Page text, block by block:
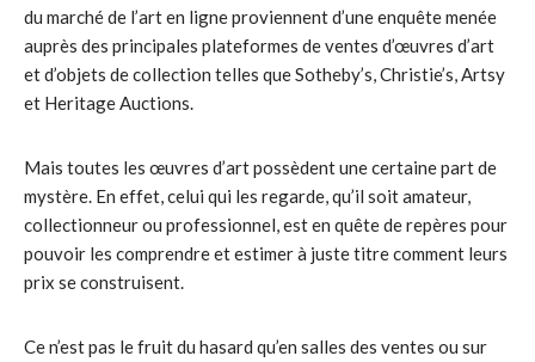
du marché de l’art en ligne proviennent d’une enquête menée
auprès des principales plateformes de ventes d’œuvres d’art
et d’objets de collection telles que Sotheby’s, Christie’s, Artsy
et Heritage Auctions.
Mais toutes les œuvres d’art possèdent une certaine part de
mystère. En effet, celui qui les regarde, qu’il soit amateur,
collectionneur ou professionnel, est en quête de repères pour
pouvoir les comprendre et estimer à juste titre comment leurs
prix se construisent.
Ce n’est pas le fruit du hasard qu’en salles des ventes ou sur